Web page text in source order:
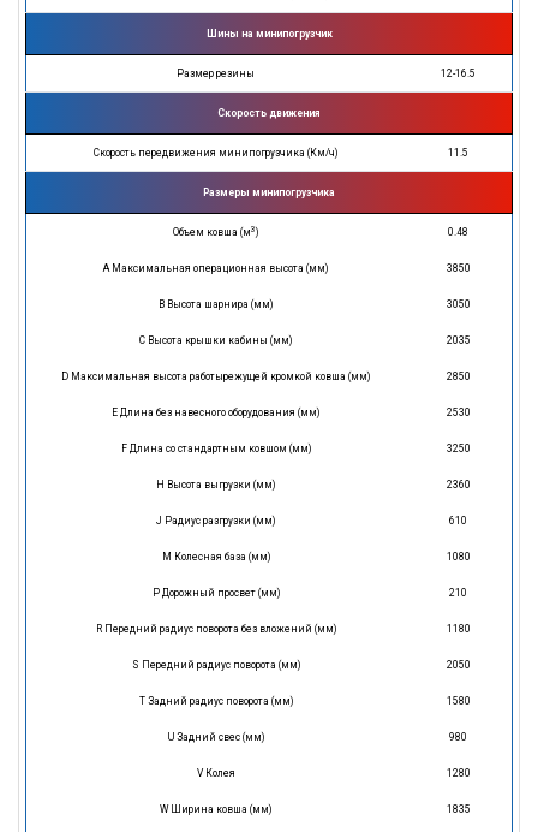
Шины на минипогрузчик
Размер резины 12-16.5
Скорость движения
Скорость передвижения минипогрузчика (Км/ч) 11.5
Размеры минипогрузчика
Объем ковша (м3) 0.48
A Максимальная операционная высота (мм) 3850
B Высота шарнира (мм) 3050
C Высота крышки кабины (мм) 2035
D Максимальная высота работырежущей кромкой ковша (мм) 2850
E Длина без навесного оборудования (мм) 2530
F Длина со стандартным ковшом (мм) 3250
H Высота выгрузки (мм) 2360
J Радиус разгрузки (мм) 610
M Колесная база (мм) 1080
P Дорожный просвет (мм) 210
R Передний радиус поворота без вложений (мм) 1180
S Передний радиус поворота (мм) 2050
T Задний радиус поворота (мм) 1580
U Задний свес (мм) 980
V Колея 1280
W Ширина ковша (мм) 1835